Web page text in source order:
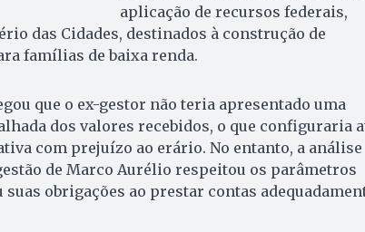
aplicação de recursos federais,
das Cidades, destinados à construção de
famílias de baixa renda.
que o ex-gestor não teria apresentado uma
dos valores recebidos, o que configuraria
com prejuízo ao erário. No entanto, a análise
de Marco Aurélio respeitou os parâmetros
obrigações ao prestar contas